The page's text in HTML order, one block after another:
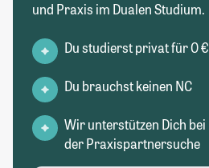
und Praxis im Dualen Studium.
Du studierst privat für 0 €
Du brauchst keinen NC
Wir unterstützen Dich bei
der Praxispartnersuche